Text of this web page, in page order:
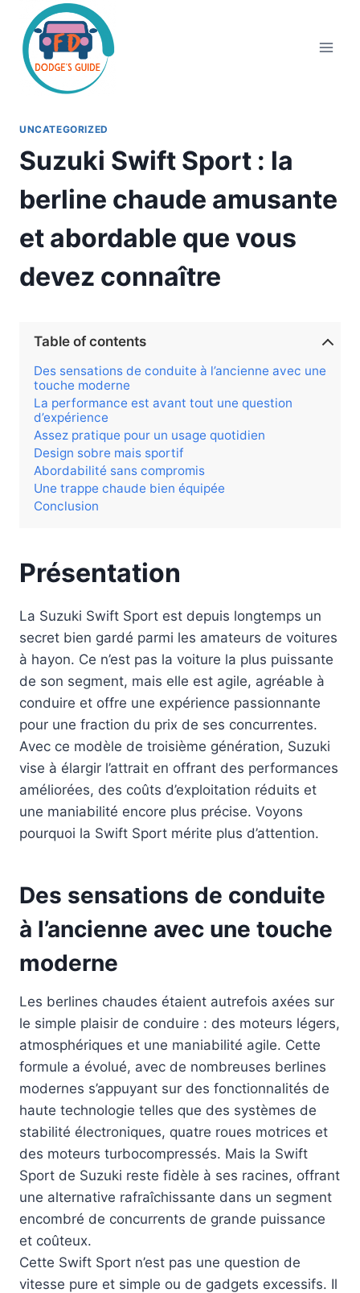
contenu
UNCATEGORIZED
Suzuki Swift Sport : la
berline chaude amusante
et abordable que vous
devez connaître
Table of contents
Des sensations de conduite à l’ancienne avec une
touche moderne
La performance est avant tout une question
d’expérience
Assez pratique pour un usage quotidien
Design sobre mais sportif
Abordabilité sans compromis
Une trappe chaude bien équipée
Conclusion
Présentation
La Suzuki Swift Sport est depuis longtemps un
secret bien gardé parmi les amateurs de voitures
à hayon. Ce n’est pas la voiture la plus puissante
de son segment, mais elle est agile, agréable à
conduire et offre une expérience passionnante
pour une fraction du prix de ses concurrentes.
Avec ce modèle de troisième génération, Suzuki
vise à élargir l’attrait en offrant des performances
améliorées, des coûts d’exploitation réduits et
une maniabilité encore plus précise. Voyons
pourquoi la Swift Sport mérite plus d’attention.
Des sensations de conduite
à l’ancienne avec une touche
moderne
Les berlines chaudes étaient autrefois axées sur
le simple plaisir de conduire : des moteurs légers,
atmosphériques et une maniabilité agile. Cette
formule a évolué, avec de nombreuses berlines
modernes s’appuyant sur des fonctionnalités de
haute technologie telles que des systèmes de
stabilité électroniques, quatre roues motrices et
des moteurs turbocompressés. Mais la Swift
Sport de Suzuki reste fidèle à ses racines, offrant
une alternative rafraîchissante dans un segment
encombré de concurrents de grande puissance
et coûteux.
Cette Swift Sport n’est pas une question de
vitesse pure et simple ou de gadgets excessifs. Il